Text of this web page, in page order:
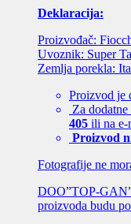
Deklaracija:
Proizvođač:
Uvoznik: Super
Zemlja porekla:
Proizvod je
Za
405 ili na e-
Proizvod
Fotografije ne
DOO”TOP-
proizvoda budu